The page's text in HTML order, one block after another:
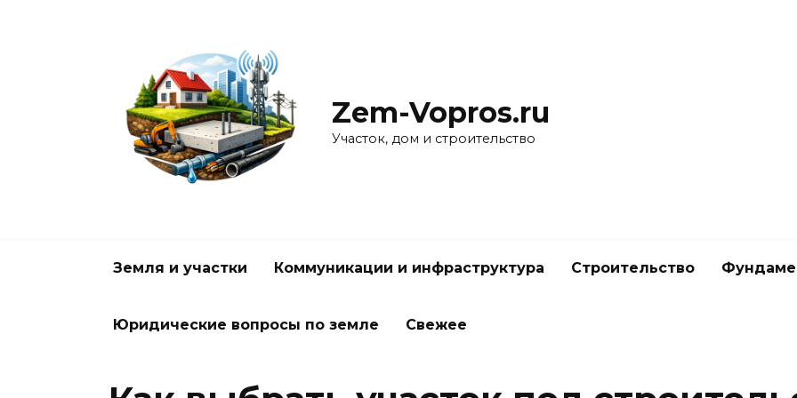
Zem-Vopros.ru
Участок, дом и строительство
Земля и участки Коммуникации и инфраструктура Строительство
Юридические вопросы по земле Свежее